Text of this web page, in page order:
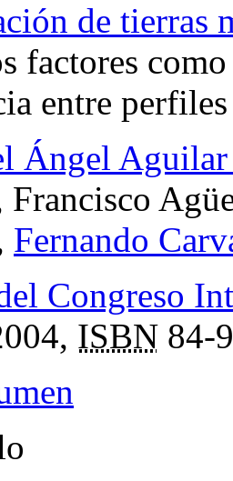
de tierras
factores
entre perfiles
Ángel Aguilar
Francisco
Fernando
Congreso
ISBN 84-